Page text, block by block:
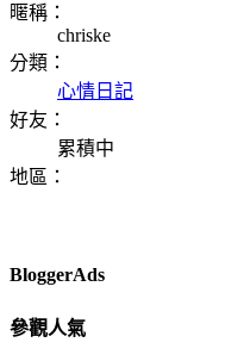
暱稱：
chriske
分類：
心情日記
好友：
累積中
地區：
BloggerAds
參觀人氣